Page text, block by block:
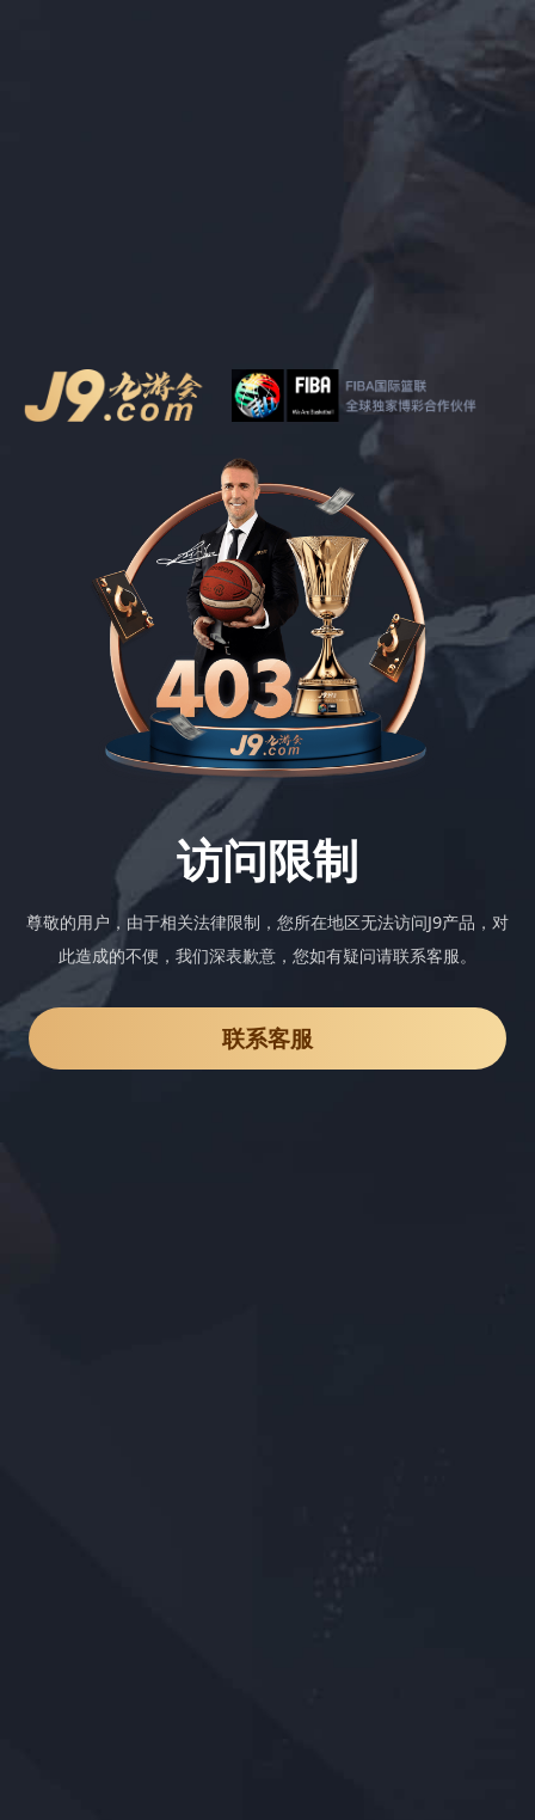
访问限制
尊敬的用户，由于相关法律限制，您所在地区无法访问J9产品，对
此造成的不便，我们深表歉意，您如有疑问请联系客服。
联系客服